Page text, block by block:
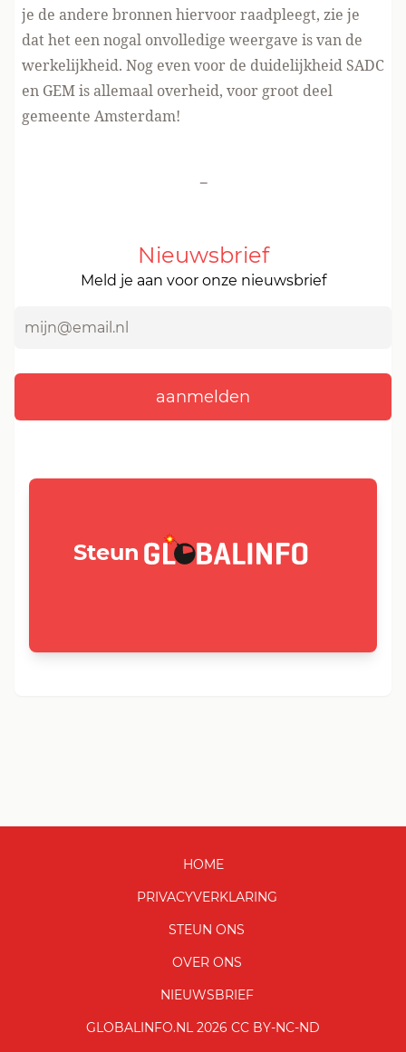
je de andere bronnen hiervoor raadpleegt, zie je
dat het een nogal onvolledige weergave is van de
werkelijkheid. Nog even voor de duidelijkheid SADC
en GEM is allemaal overheid, voor groot deel
gemeente Amsterdam!
-
Nieuwsbrief
Meld je aan voor onze nieuwsbrief
Steun GLOBALINFO.nl
HOME
PRIVACYVERKLARING
STEUN ONS
OVER ONS
NIEUWSBRIEF
GLOBALINFO.NL 2026 CC BY-NC-ND